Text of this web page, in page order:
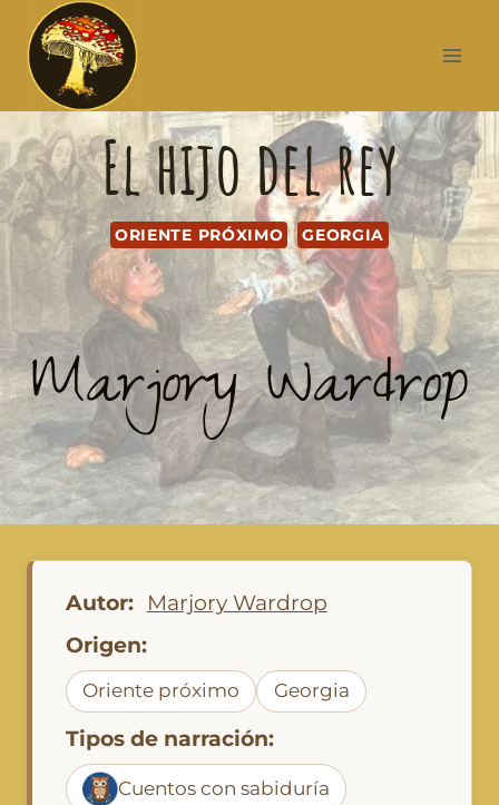
El hijo del rey
ORIENTE PRÓXIMO GEORGIA
Marjory Wardrop
Autor:
Marjory Wardrop
Origen:
Oriente próximo Georgia
Tipos de narración:
Cuentos con sabiduría